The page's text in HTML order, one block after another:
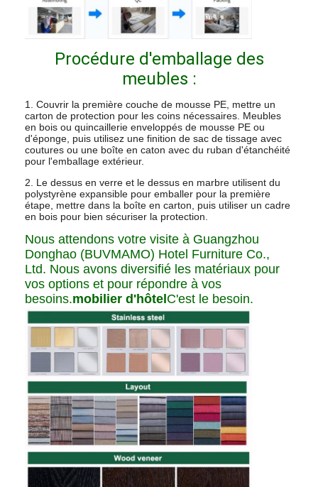
Procédure d'emballage des
meubles :
1. Couvrir la première couche de mousse PE, mettre un
carton de protection pour les coins nécessaires. Meubles
en bois ou quincaillerie enveloppés de mousse PE ou
d'éponge, puis utilisez une finition de sac de tissage avec
coutures ou une boîte en caton avec du ruban d'étanchéité
pour l'emballage extérieur.
2. Le dessus en verre et le dessus en marbre utilisent du
polystyrène expansible pour emballer pour la première
étape, mettre dans la boîte en carton, puis utiliser un cadre
en bois pour bien sécuriser la protection.
Nous attendons votre visite à Guangzhou
Donghao (BUVMAMO) Hotel Furniture Co.,
Ltd. Nous avons diversifié les matériaux pour
vos options et pour répondre à vos
besoins.mobilier d'hôtelC'est le besoin.